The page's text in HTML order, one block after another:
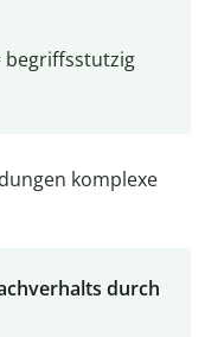
begriffsstutzig
komplexe
durch